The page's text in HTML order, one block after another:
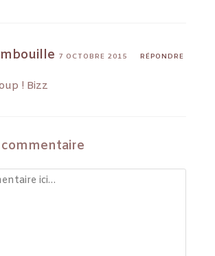
7 OCTOBRE 2015 RÉPONDRE
! Bizz
commentaire